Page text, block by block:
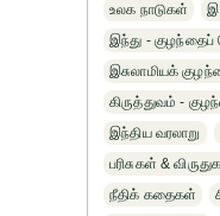
உலக நாடுகள்
இந்து - குழந்தைப்
இசுலாமியக்
கிருத்துவம் -
இந்திய வரலாறு
பரிசுகள் &
நீதிக் கதைகள்